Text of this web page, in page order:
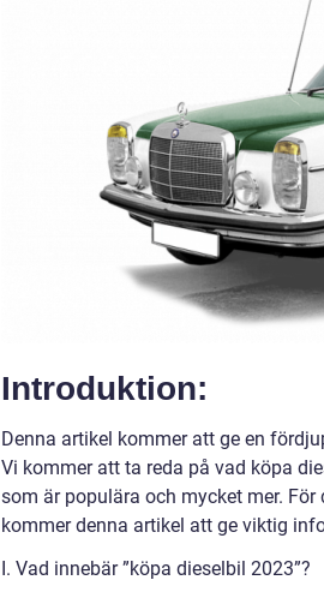
Introduktion:
Denna artikel kommer att ge en
Vi kommer att ta reda på vad köpa
som är populära och mycket mer.
kommer denna artikel att ge viktig
I. Vad innebär ”köpa dieselbil 2023”?